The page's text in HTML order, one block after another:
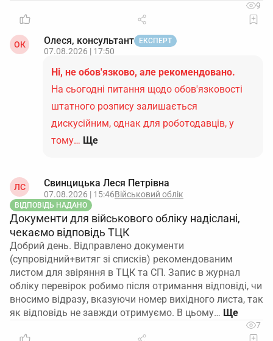
9
ОК Олеся, консультант ЕКСПЕРТ
07.08.2026 | 17:50
Ні, не обов'язково, але рекомендовано.
На сьогодні питання щодо обов'язковості
штатного розпису залишається
дискусійним, однак для роботодавців, у
тому… Ще
ЛС Свинцицька Леся Петрівна
07.08.2026 | 15:46Військовий облік
ВІДПОВІДЬ НАДАНО
Документи для військового обліку надіслані,
чекаємо відповідь ТЦК
Добрий день. Відправлено документи
(супровідний+витяг зі списків) рекомендованим
листом для звіряння в ТЦК та СП. Запис в журнал
обліку перевірок робимо після отримання відповіді, чи
вносимо відразу, вказуючи номер вихідного листа, так
як відповідь не завжди отримуємо. В цьому…
7